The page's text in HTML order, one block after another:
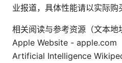
业报道，具体性能请以实际购
相关阅读与参考资源（文本地
Apple Website - apple.com
Artificial Intelligence